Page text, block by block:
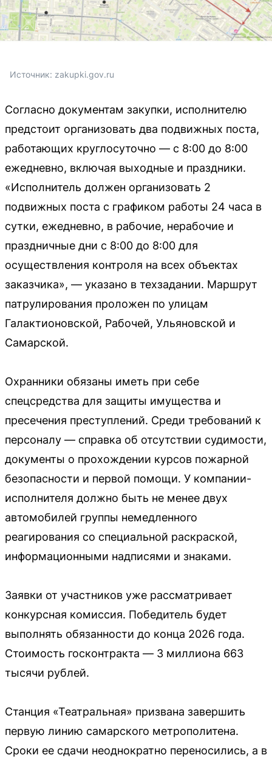
Источник: zakupki.gov.ru
Согласно документам закупки, исполнителю
предстоит организовать два подвижных поста,
работающих круглосуточно — с 8:00 до 8:00
ежедневно, включая выходные и праздники.
«Исполнитель должен организовать 2
подвижных поста с графиком работы 24 часа в
сутки, ежедневно, в рабочие, нерабочие и
праздничные дни с 8:00 до 8:00 для
осуществления контроля на всех объектах
заказчика», — указано в техзадании. Маршрут
патрулирования проложен по улицам
Галактионовской, Рабочей, Ульяновской и
Самарской.
Охранники обязаны иметь при себе
спецсредства для защиты имущества и
пресечения преступлений. Среди требований к
персоналу — справка об отсутствии судимости,
документы о прохождении курсов пожарной
безопасности и первой помощи. У компании-
исполнителя должно быть не менее двух
автомобилей группы немедленного
реагирования со специальной раскраской,
информационными надписями и знаками.
Заявки от участников уже рассматривает
конкурсная комиссия. Победитель будет
выполнять обязанности до конца 2026 года.
Стоимость госконтракта — 3 миллиона 663
тысячи рублей.
Станция «Театральная» призвана завершить
первую линию самарского метрополитена.
Сроки ее сдачи неоднократно переносились, а в